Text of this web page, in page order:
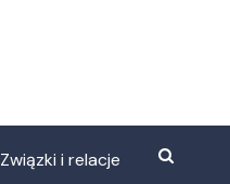
Związki i relacje